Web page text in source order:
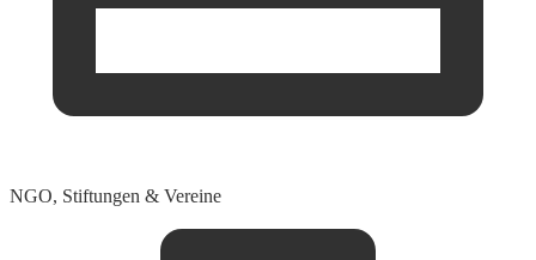
NGO, Stiftungen & Vereine